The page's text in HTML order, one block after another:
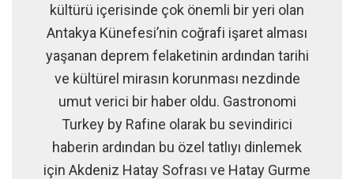
kültürü içerisinde çok önemli bir yeri olan
Antakya Künefesi’nin coğrafi işaret alması
yaşanan deprem felaketinin ardından tarihi
ve kültürel mirasın korunması nezdinde
umut verici bir haber oldu. Gastronomi
Turkey by Rafine olarak bu sevindirici
haberin ardından bu özel tatlıyı dinlemek
için Akdeniz Hatay Sofrası ve Hatay Gurme